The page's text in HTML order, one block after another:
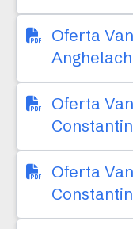
Oferta
Oferta
Oferta